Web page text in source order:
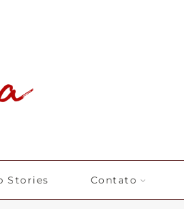
Stories Contato